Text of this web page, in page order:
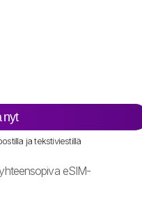
nyt
ja tekstiviestillä
eSIM-